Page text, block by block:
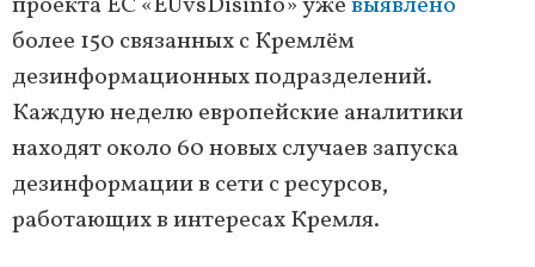
более 150 связанных с Кремлём
дезинформационных подразделений.
Каждую неделю европейские аналитики
находят около 60 новых случаев запуска
дезинформации в сети с ресурсов,
работающих в интересах Кремля.